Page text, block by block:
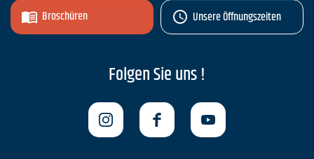
Broschüren Unsere Öffnungszeiten
Folgen Sie uns !